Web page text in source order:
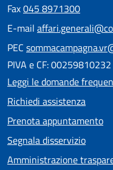
Fax045 8971300
E-mail
PEC
PIVA e CF: 00259810232
Leggi le domande
Richiedi assistenza
Prenota appuntamento
Segnala disservizio
Amministrazione